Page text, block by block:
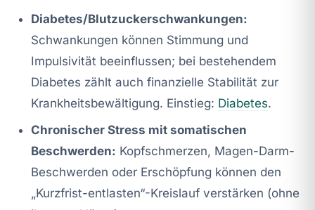
Diabetes/Blutzuckerschwankungen:
Schwankungen können Stimmung und
Impulsivität beeinflussen; bei bestehendem
Diabetes zählt auch finanzielle Stabilität zur
Krankheitsbewältigung. Einstieg: Diabetes.
Chronischer Stress mit somatischen
Beschwerden: Kopfschmerzen, Magen-Darm-
Beschwerden oder Erschöpfung können den
„Kurzfrist-entlasten“-Kreislauf verstärken (ohne